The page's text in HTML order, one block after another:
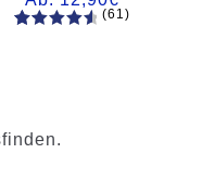
auf
(61)